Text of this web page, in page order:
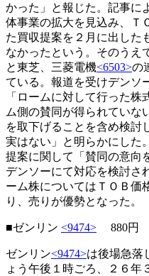
かった」と報じた。記事に
体事業の拡大を見込み、Ｔ
た買収提案を２月に出した
なかったという。そのうえ
と東芝、三菱電機<6503>の
ている。報道を受けデンソ
「ロームに対して行った
ム側の賛同が得られていな
を取下げることを含め検討
実はない」と明らかにした
提案に関して「賛同の意向
デンソーにて対応を検討さ
ーム株についてはＴＯＢ価
り、売りが優勢となった。
■ゼンリン <9474> 880円
ゼンリン<9474>は後場急落
ょう午後１時ごろ、２６年